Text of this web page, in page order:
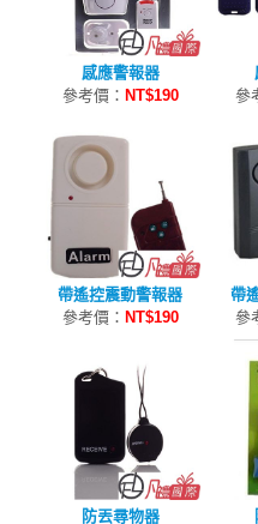
感應警報器
參考價： NT$190
參
帶遙控震動警報器
參考價： NT$190
帶
參
防丟尋物器